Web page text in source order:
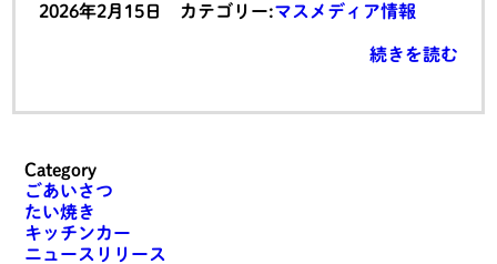
2026年2月15日 カテゴリー:マスメディア情報
続きを読む
Category
ごあいさつ
たい焼き
キッチンカー
ニュースリリース